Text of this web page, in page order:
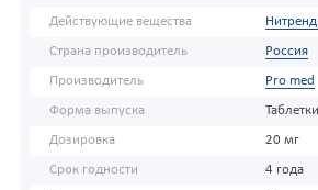
Действующие вещества
Страна производитель Россия
Производитель Pro med
Форма выпуска Таблетки
Дозировка 20 мг
Срок годности 4 года